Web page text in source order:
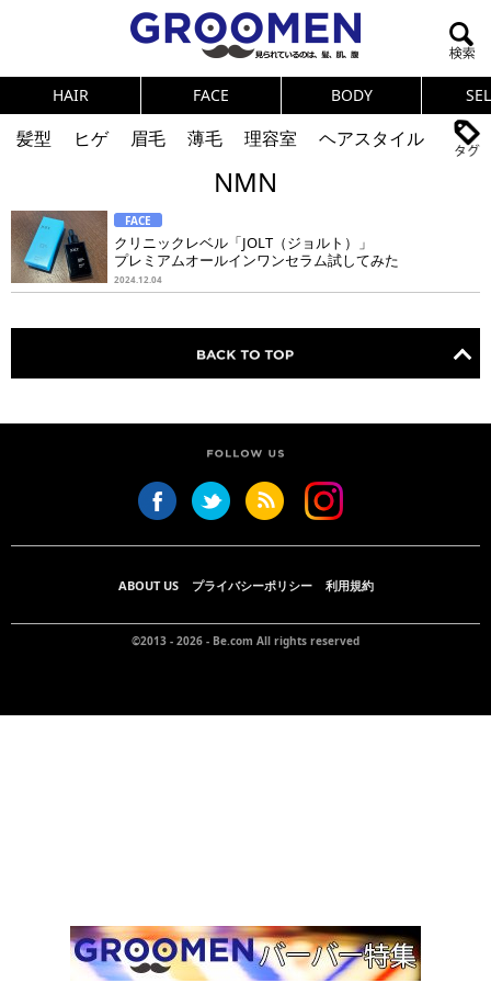
HAIR FACE BODY
髪型 ヒゲ 眉毛 薄毛 理容室
ヘアスタイル
ニオイ
メンズコスメ
NEWS PICK UP 筋肉
テストステロン
海外セレブ
健康
スキンケア 食事
調査結果
トレーニング
好印象な男
頭皮ケア
ダイエット
理容室
NMN
FACE
クリニックレベル「JOLT（ジョルト）」
プレミアムオールインワンセラム試してみた
2024.12.04
ABOUT US プライバシーポリシー 利用規約
©2013 - 2026 - Be.com All rights reserved